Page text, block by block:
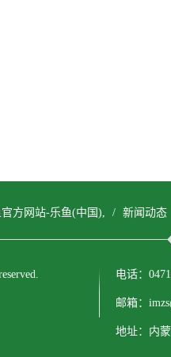
官方网站-乐鱼(中国), / 新闻动态
电话：
邮箱：
地址：内